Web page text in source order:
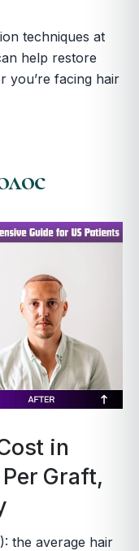
techniques at
help restore
you’re facing hair
in
Graft,
the average hair